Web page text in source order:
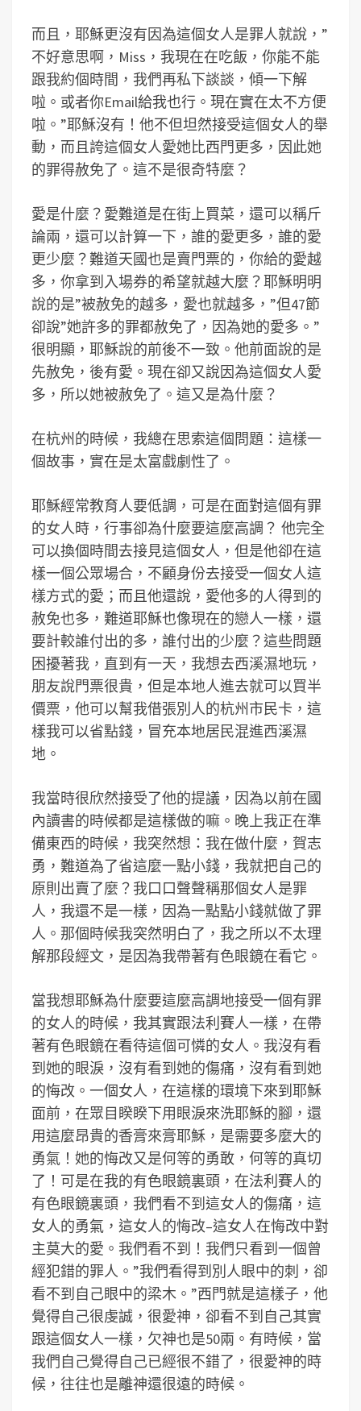
而且，耶穌更沒有因為這個女人是罪人就說，”
不好意思啊，Miss，我現在在吃飯，你能不能
跟我約個時間，我們再私下談談，傾一下解
啦。或者你Email給我也行。現在實在太不方便
啦。”耶穌沒有！他不但坦然接受這個女人的舉
動，而且誇這個女人愛她比西門更多，因此她
的罪得赦免了。這不是很奇特麼？
愛是什麼？愛難道是在街上買菜，還可以稱斤
論兩，還可以計算一下，誰的愛更多，誰的愛
更少麼？難道天國也是賣門票的，你給的愛越
多，你拿到入場券的希望就越大麼？耶穌明明
說的是”被赦免的越多，愛也就越多，”但47節
卻說”她許多的罪都赦免了，因為她的愛多。”
很明顯，耶穌說的前後不一致。他前面說的是
先赦免，後有愛。現在卻又說因為這個女人愛
多，所以她被赦免了。這又是為什麼？
在杭州的時候，我總在思索這個問題：這樣一
個故事，實在是太富戲劇性了。
耶穌經常教育人要低調，可是在面對這個有罪
的女人時，行事卻為什麼要這麼高調？ 他完全
可以換個時間去接見這個女人，但是他卻在這
樣一個公眾場合，不顧身份去接受一個女人這
樣方式的愛；而且他還說，愛他多的人得到的
赦免也多，難道耶穌也像現在的戀人一樣，還
要計較誰付出的多，誰付出的少麼？這些問題
困擾著我，直到有一天，我想去西溪濕地玩，
朋友說門票很貴，但是本地人進去就可以買半
價票，他可以幫我借張別人的杭州市民卡，這
樣我可以省點錢，冒充本地居民混進西溪濕
地。
我當時很欣然接受了他的提議，因為以前在國
內讀書的時候都是這樣做的嘛。晚上我正在準
備東西的時候，我突然想：我在做什麼，賀志
勇，難道為了省這麼一點小錢，我就把自己的
原則出賣了麼？我口口聲聲稱那個女人是罪
人，我還不是一樣，因為一點點小錢就做了罪
人。那個時候我突然明白了，我之所以不太理
解那段經文，是因為我帶著有色眼鏡在看它。
當我想耶穌為什麼要這麼高調地接受一個有罪
的女人的時候，我其實跟法利賽人一樣，在帶
著有色眼鏡在看待這個可憐的女人。我沒有看
到她的眼淚，沒有看到她的傷痛，沒有看到她
的悔改。一個女人，在這樣的環境下來到耶穌
面前，在眾目睽睽下用眼淚來洗耶穌的腳，還
用這麼昂貴的香膏來膏耶穌，是需要多麼大的
勇氣！她的悔改又是何等的勇敢，何等的真切
了！可是在我的有色眼鏡裏頭，在法利賽人的
有色眼鏡裏頭，我們看不到這女人的傷痛，這
女人的勇氣，這女人的悔改–這女人在悔改中對
主莫大的愛。我們看不到！我們只看到一個曾
經犯錯的罪人。”我們看得到別人眼中的刺，卻
看不到自己眼中的梁木。”西門就是這樣子，他
覺得自己很虔誠，很愛神，卻看不到自己其實
跟這個女人一樣，欠神也是50兩。有時候，當
我們自己覺得自己已經很不錯了，很愛神的時
候，往往也是離神還很遠的時候。